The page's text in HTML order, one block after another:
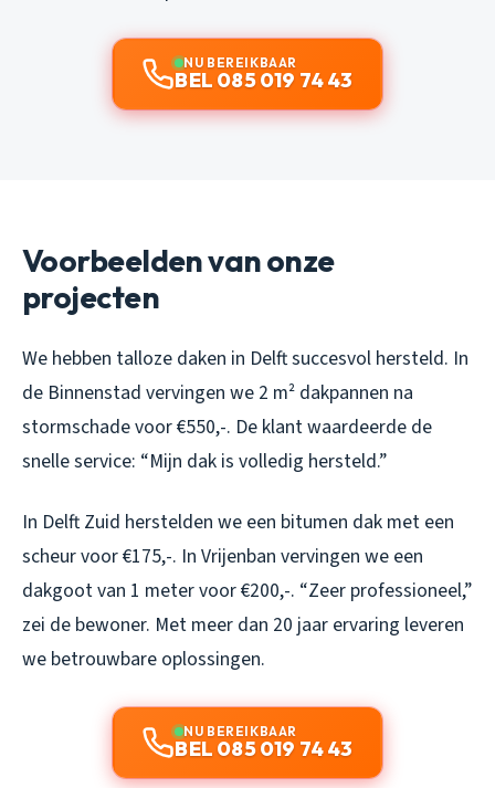
NU BEREIKBAAR
BEL 085 019 74 43
Voorbeelden van onze
projecten
We hebben talloze daken in Delft succesvol hersteld. In
de Binnenstad vervingen we 2 m² dakpannen na
stormschade voor €550,-. De klant waardeerde de
snelle service: “Mijn dak is volledig hersteld.”
In Delft Zuid herstelden we een bitumen dak met een
scheur voor €175,-. In Vrijenban vervingen we een
dakgoot van 1 meter voor €200,-. “Zeer professioneel,”
zei de bewoner. Met meer dan 20 jaar ervaring leveren
we betrouwbare oplossingen.
NU BEREIKBAAR
BEL 085 019 74 43